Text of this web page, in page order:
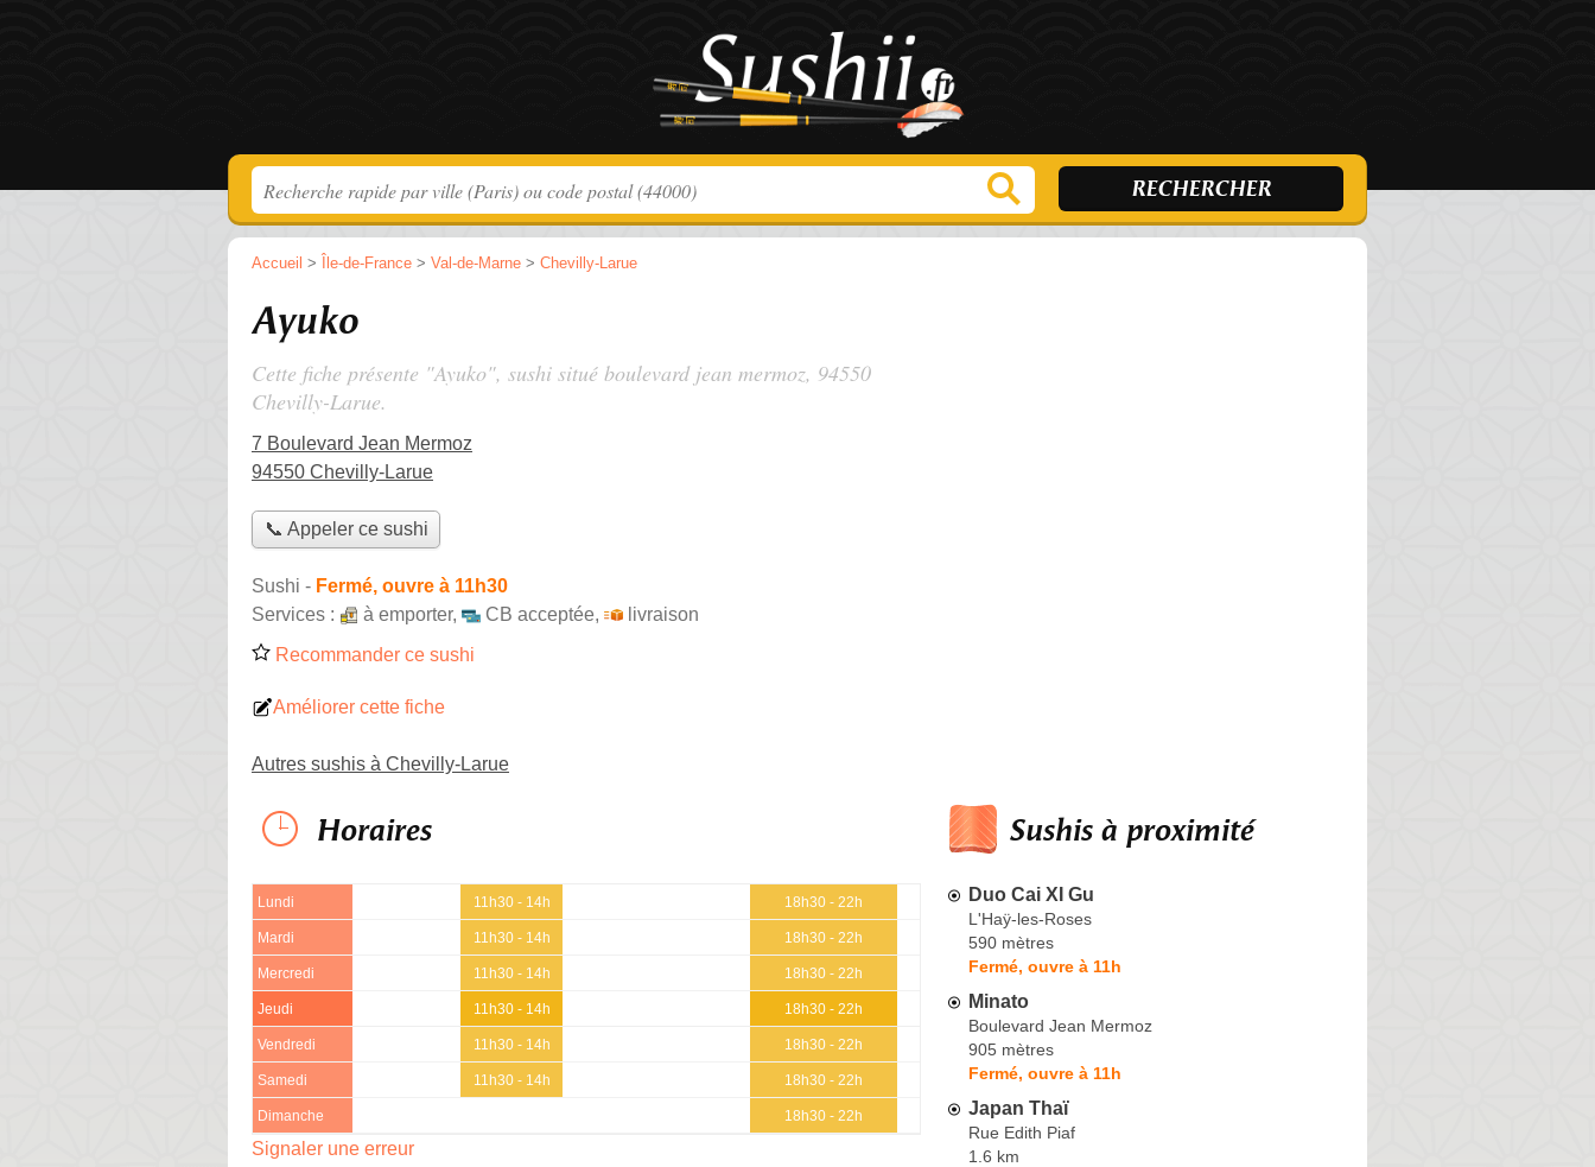
Accueil > Île-de-France > Val-de-Marne > Chevilly-Larue
Ayuko
Cette fiche présente "Ayuko", sushi situé boulevard jean mermoz, 94550
Chevilly-Larue.
7 Boulevard Jean Mermoz
94550 Chevilly-Larue
📞 Appeler ce sushi
Sushi - Fermé, ouvre à 11h30
Services :
à emporter, CB acceptée,
livraison
Recommander ce sushi
Améliorer cette fiche
Autres sushis à Chevilly-Larue
Horaires
Lundi 11h30 - 14h 18h30 - 22h
Mardi 11h30 - 14h 18h30 - 22h
Mercredi 11h30 - 14h 18h30 - 22h
Jeudi 11h30 - 14h 18h30 - 22h
Vendredi 11h30 - 14h 18h30 - 22h
Samedi 11h30 - 14h 18h30 - 22h
Dimanche 18h30 - 22h
Signaler une erreur
Sushis à proximité
Duo Cai XI Gu
L'Haÿ-les-Roses
590 mètres
Fermé, ouvre à 11h
Minato
Boulevard Jean Mermoz
905 mètres
Fermé, ouvre à 11h
Japan Thaï
Rue Edith Piaf
1.6 km